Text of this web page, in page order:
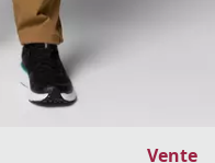
Vente